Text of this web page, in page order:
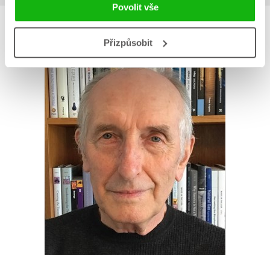
Povolit vše
Přizpůsobit
AUTOR KNIHY